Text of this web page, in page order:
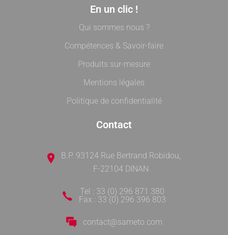
En un clic !
Qui sommes nous ?
Compétences & Savoir-faire
Produits sur-mesure
Mentions légales
Politique de confidentialité
Contact
B.P. 93124 Rue Bertrand Robidou,
F-22104 DINAN
Tel : 33 (0) 296 871 380
Fax : 33 (0) 296 396 803
contact@sameto.com